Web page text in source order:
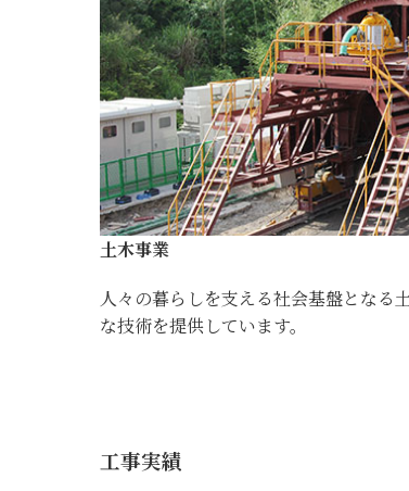
土木事業
人々の暮らしを支える社会基盤となる
な技術を提供しています。
工事実績